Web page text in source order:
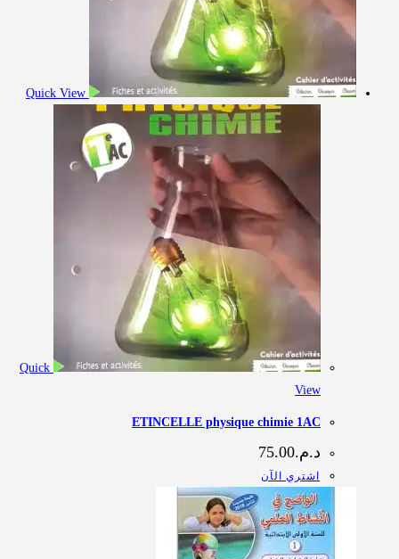
Quick
View
ETINCELLE physique chimie 1AC
د.م.75.00
اشتري الآن